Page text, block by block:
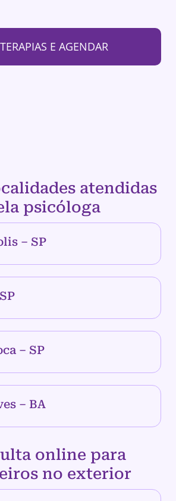
E AGENDAR
atendidas
psicóloga
– SP
– SP
– BA
online para
no exterior